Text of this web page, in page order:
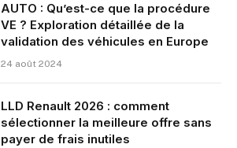
AUTO : Qu’est-ce que la procédure
VE ? Exploration détaillée de la
validation des véhicules en Europe
24 août 2024
LLD Renault 2026 : comment
sélectionner la meilleure offre sans
payer de frais inutiles